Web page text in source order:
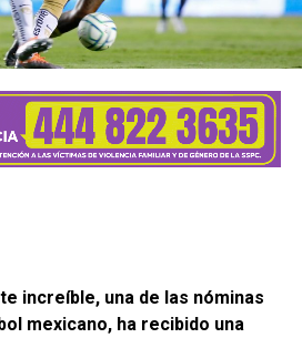
increíble, una de las nóminas
mexicano, ha recibido una